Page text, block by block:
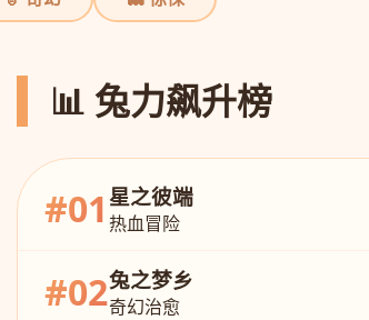
📊 兔力飙升榜
#01 星之彼端
热血冒险
#02兔之梦乡
奇幻治愈